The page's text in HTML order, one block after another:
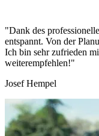
"Dank des
entspannt. Von der
Ich bin sehr zufrieden
weiterempfehlen!"
Josef Hempel